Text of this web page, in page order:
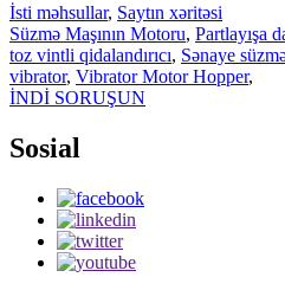
İsti məhsullar, Saytın xəritəsi
Süzmə Maşının Motoru, Partlayışa
toz vintli qidalandırıcı, Sənaye
vibrator, Vibrator Motor Hopper,
İNDİ SORUŞUN
Sosial